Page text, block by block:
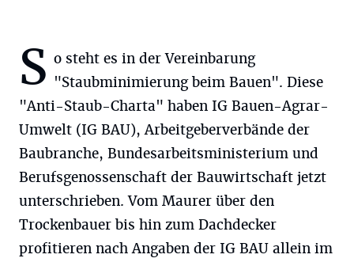
S o steht es in der Vereinbarung
"Staubminimierung beim Bauen". Diese
"Anti-Staub-Charta" haben IG Bauen-Agrar-
Umwelt (IG BAU), Arbeitgeberverbände der
Baubranche, Bundesarbeitsministerium und
Berufsgenossenschaft der Bauwirtschaft jetzt
unterschrieben. Vom Maurer über den
Trockenbauer bis hin zum Dachdecker
profitieren nach Angaben der IG BAU allein im